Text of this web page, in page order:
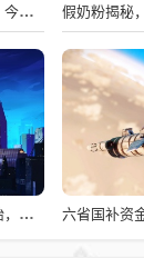
玛莎拉蒂，昔日贵族梦想，今日价格亲民触手可及
老戏骨近六十岁喜得龙凤胎，被误认作爷爷背后的故事揭秘